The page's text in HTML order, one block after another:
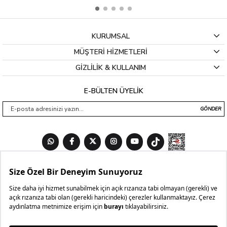
KURUMSAL
MÜŞTERİ HİZMETLERİ
GİZLİLİK & KULLANIM
E-BÜLTEN ÜYELİK
GÖNDER